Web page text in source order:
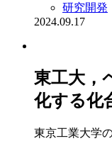
研究開発
2024.09.17
東工大，
化する化
東京工業大学